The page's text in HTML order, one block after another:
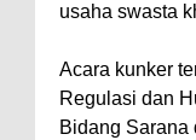
usaha swasta
Acara kunker
Regulasi dan
Bidang Sarana